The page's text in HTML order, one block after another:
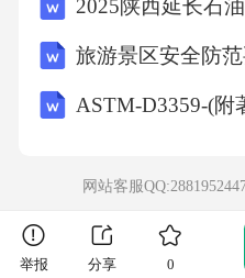
旅游景区安全防
ASTM-D3359-(附
网站客服
举报 分享 0